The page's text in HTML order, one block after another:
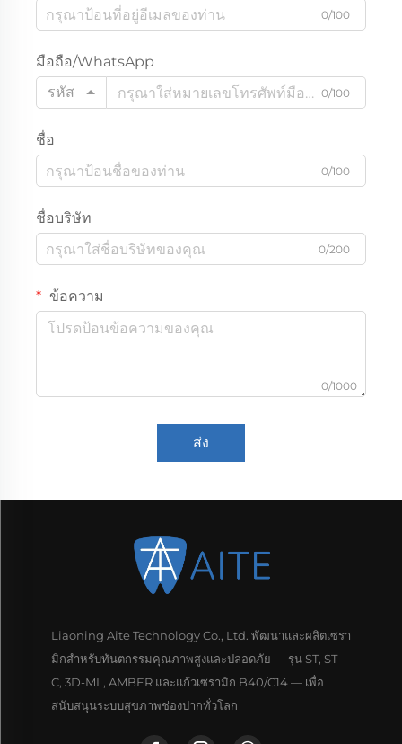
0/100
มือถือ/WhatsApp
รหัส
0/100
ชื่อ
0/100
ชื่อบริษัท
0/200
ข้อความ
0/1000
ส่ง
Liaoning Aite Technology Co., Ltd. พัฒนาและผลิตเซรา
มิกสำหรับทันตกรรมคุณภาพสูงและปลอดภัย — รุ่น ST, ST-
C, 3D-ML, AMBER และแก้วเซรามิก B40/C14 — เพื่อ
สนับสนุนระบบสุขภาพช่องปากทั่วโลก